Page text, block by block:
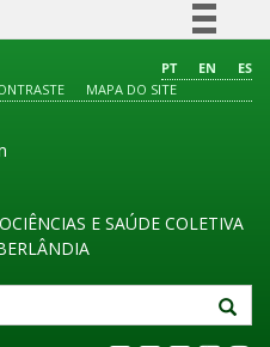
Comunica BR
PT EN
ES
MAPA DO SITE
E SAÚDE COLETIVA